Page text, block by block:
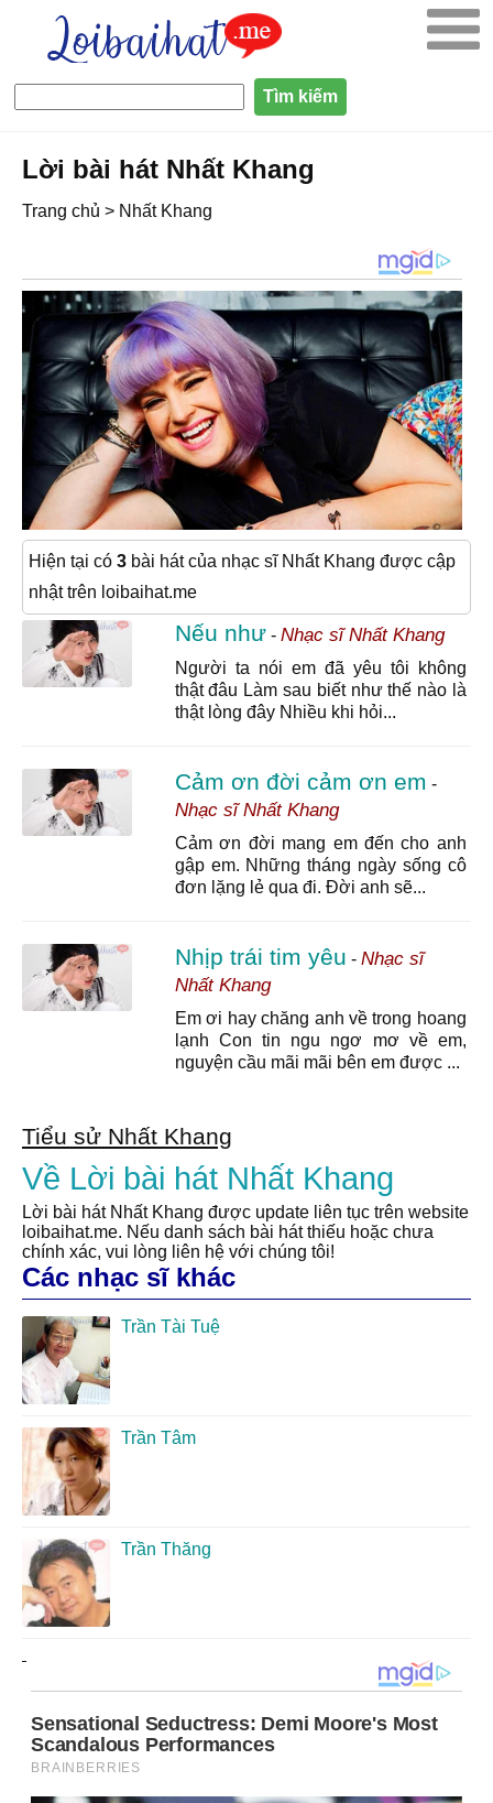
Lời bài hát Nhất Khang
Trang chủ > Nhất Khang
Hiện tại có 3 bài hát của nhạc sĩ Nhất Khang được cập
nhật trên loibaihat.me
Nếu như- Nhạc sĩ Nhất Khang
Người ta nói em đã yêu tôi không
thật đâu Làm sau biết như thế nào là
thật lòng đây Nhiều khi hỏi...
Cảm ơn đời cảm ơn em -
Nhạc sĩ Nhất Khang
Cảm ơn đời mang em đến cho anh
gập em. Những tháng ngày sống cô
đơn lặng lẻ qua đi. Đời anh sẽ...
Nhịp trái tim yêu - Nhạc sĩ
Nhất Khang
Em ơi hay chăng anh về trong hoang
lạnh Con tin ngu ngơ mơ về em,
nguyện cầu mãi mãi bên em được ...
Tiểu sử Nhất Khang
Về Lời bài hát Nhất Khang
Lời bài hát Nhất Khang được update liên tục trên website
loibaihat.me. Nếu danh sách bài hát thiếu hoặc chưa
chính xác, vui lòng liên hệ với chúng tôi!
Các nhạc sĩ khác
Trần Tài Tuệ
Trần Tâm
Trần Thăng